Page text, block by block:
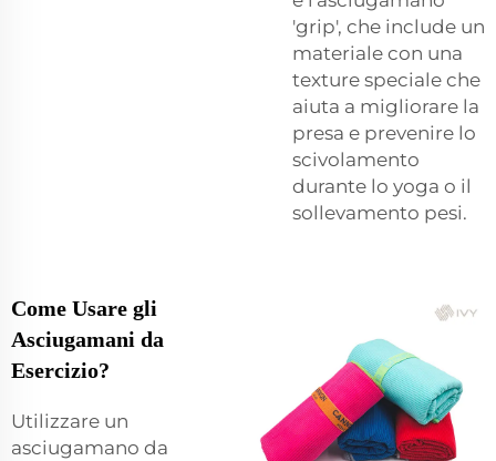
'grip', che include un
materiale con una
texture speciale che
aiuta a migliorare la
presa e prevenire lo
scivolamento
durante lo yoga o il
sollevamento pesi.
Come Usare gli
Asciugamani da
Esercizio?
Utilizzare un
asciugamano da